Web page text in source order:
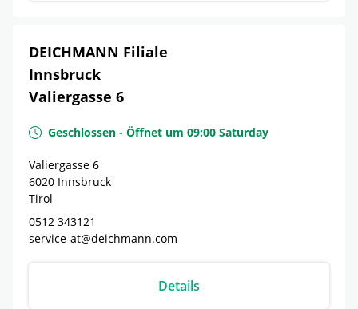
DEICHMANN Filiale
Innsbruck
Valiergasse 6
Geschlossen - Öffnet um 09:00 Saturday
Valiergasse 6
6020 Innsbruck
Tirol
0512 343121
service-at@deichmann.com
Details